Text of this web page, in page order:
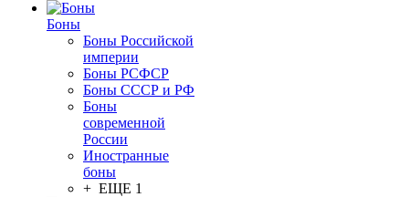
Боны
Боны Российской
империи
Боны РСФСР
Боны СССР и РФ
Боны
современной
России
Иностранные
боны
+ ЕЩЕ 1